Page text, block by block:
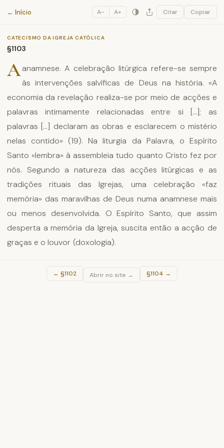
Catecismo da Igreja Católica
← Início A− A+ Citar Copiar
CATECISMO DA IGREJA CATÓLICA
§1103
Aanamnese. A celebração litúrgica refere-se sempre
às intervenções salvíficas de Deus na história. «A
economia da revelação realiza-se por meio de acções e
palavras intimamente relacionadas entre si [...]; as
palavras [...] declaram as obras e esclarecem o mistério
nelas contido» (19). Na liturgia da Palavra, o Espírito
Santo «lembra» à assembleia tudo quanto Cristo fez por
nós. Segundo a natureza das acções litúrgicas e as
tradições rituais das Igrejas, uma celebração «faz
memória» das maravilhas de Deus numa anamnese mais
ou menos desenvolvida. O Espírito Santo, que assim
desperta a memória da Igreja, suscita então a acção de
graças e o louvor (doxologia).
← §1102 Abrir no site → §1104 →